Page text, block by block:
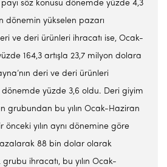
söz konusu dönemde yüzde 4,3
dönemin yükselen pazarı
ve deri ürünleri ihracatı ise, Ocak-
164,3 artışla 23,7 milyon dolara
deri ve deri ürünleri
dönemde yüzde 3,6 oldu. Deri giyim
grubundan bu yılın Ocak-Haziran
yılın aynı dönemine göre
88 bin dolar olarak
ihracatı, bu yılın Ocak-